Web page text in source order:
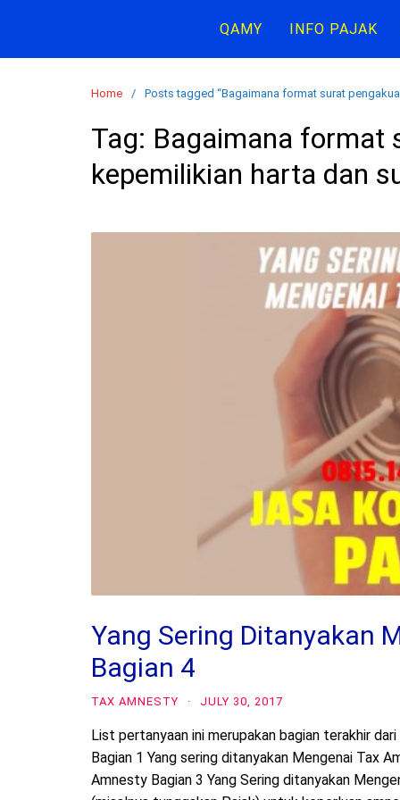
i
QAMY INFO PAJAK
Home Posts tagged “Bagaimana format surat
Tag: Bagaimana format
kepemilikian harta dan
Yang Sering Ditanyakan
Bagian 4
TAX AMNESTY · JULY 30, 2017
List pertanyaan ini merupakan bagian terakhir
Bagian 1 Yang sering ditanyakan Mengenai Tax
Amnesty Bagian 3 Yang Sering ditanyakan